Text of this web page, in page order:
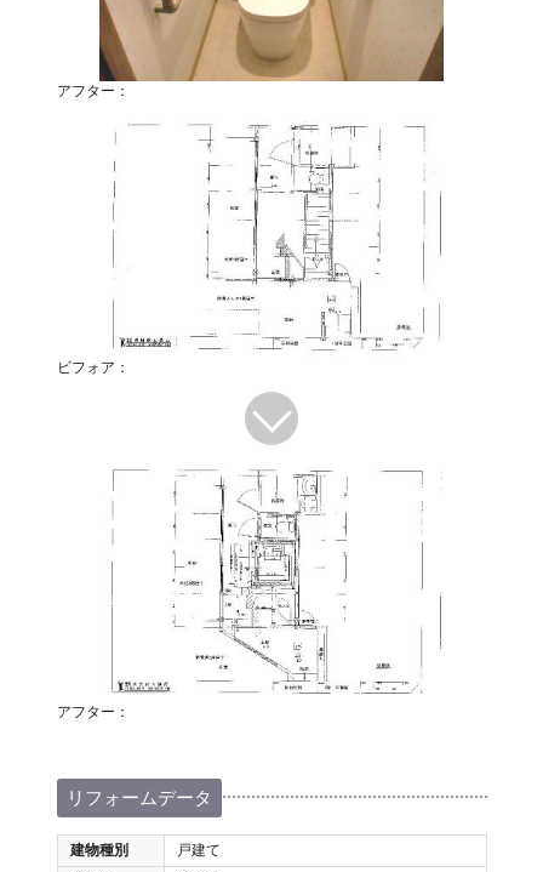
アフター：
ビフォア：
アフター：
リフォームデータ
建物種別
戸建て